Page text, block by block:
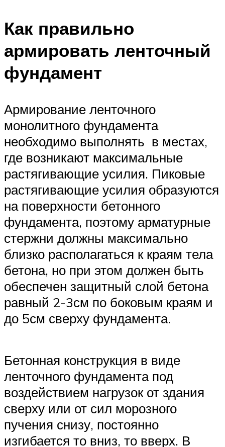
Как правильно
армировать ленточный
фундамент
Армирование ленточного
монолитного фундамента
необходимо выполнять в местах,
где возникают максимальные
растягивающие усилия. Пиковые
растягивающие усилия образуются
на поверхности бетонного
фундамента, поэтому арматурные
стержни должны максимально
близко располагаться к краям тела
бетона, но при этом должен быть
обеспечен защитный слой бетона
равный 2-3см по боковым краям и
до 5см сверху фундамента.
Бетонная конструкция в виде
ленточного фундамента под
воздействием нагрузок от здания
сверху или от сил морозного
пучения снизу, постоянно
изгибается то вниз, то вверх. В